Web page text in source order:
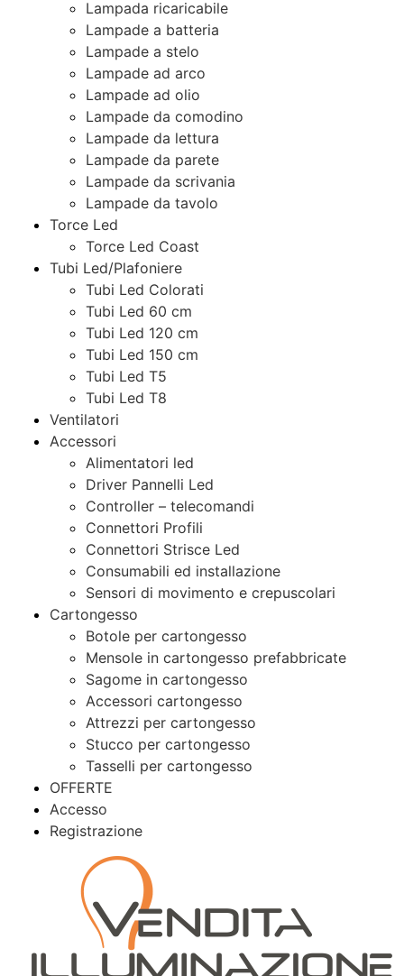
Lampada ricaricabile
Lampade a batteria
Lampade a stelo
Lampade ad arco
Lampade ad olio
Lampade da comodino
Lampade da lettura
Lampade da parete
Lampade da scrivania
Lampade da tavolo
Torce Led
Torce Led Coast
Tubi Led/Plafoniere
Tubi Led Colorati
Tubi Led 60 cm
Tubi Led 120 cm
Tubi Led 150 cm
Tubi Led T5
Tubi Led T8
Ventilatori
Accessori
Alimentatori led
Driver Pannelli Led
Controller – telecomandi
Connettori Profili
Connettori Strisce Led
Consumabili ed installazione
Sensori di movimento e crepuscolari
Cartongesso
Botole per cartongesso
Mensole in cartongesso prefabbricate
Sagome in cartongesso
Accessori cartongesso
Attrezzi per cartongesso
Stucco per cartongesso
Tasselli per cartongesso
OFFERTE
Accesso
Registrazione